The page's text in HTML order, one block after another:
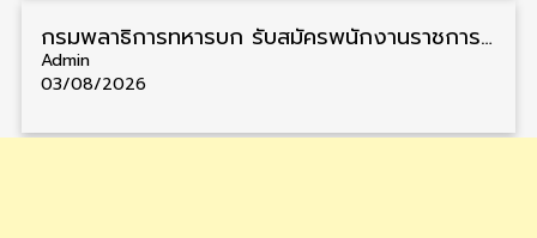
กรมพลาธิการทหารบก รับสมัครพนักงานราชการ วุฒิ ม.3/ม.6/ปวช. 66 อัตรา รับสมัคร 10 – 17 สิงหาคม
Admin
03/08/2026